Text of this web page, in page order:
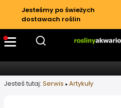
Jesteśmy po świeżych
dostawach roślin
Jesteś tutaj: Serwis Artykuły